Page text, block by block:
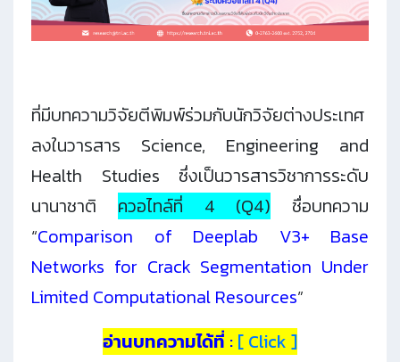
ที่มีบทความวิจัยตีพิมพ์ร่วมกับนักวิจัยต่างประเทศ
ลงในวารสาร Science, Engineering and
Health Studies ซึ่งเป็นวารสารวิชาการระดับ
นานาชาติ ควอไทล์ที่ 4 (Q4) ชื่อบทความ
“Comparison of Deeplab V3+ Base
Networks for Crack Segmentation Under
Limited Computational Resources”
อ่านบทความได้ที่ : [ Click ]